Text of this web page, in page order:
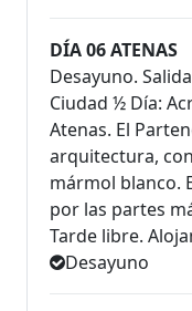
DÍA 06 ATENAS
Desayuno.
Ciudad ½ Día:
Atenas. El
arquitectura,
mármol blanco.
por las partes
Tarde libre.
Desayuno